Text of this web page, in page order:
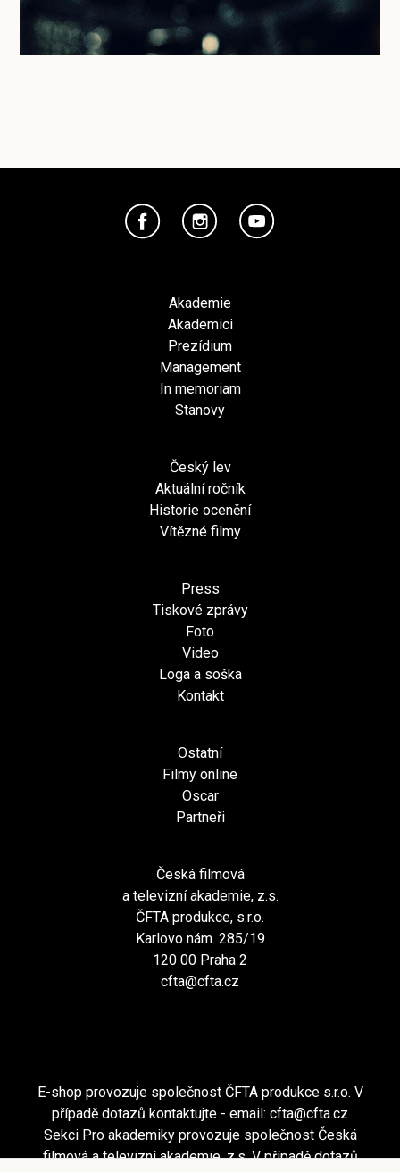
Akademie
Akademici
Prezídium
Management
In memoriam
Stanovy
Český lev
Aktuální ročník
Historie ocenění
Vítězné filmy
Press
Tiskové zprávy
Foto
Video
Loga a soška
Kontakt
Ostatní
Filmy online
Oscar
Partneři
Česká filmová
a televizní akademie, z.s.
ČFTA produkce, s.r.o.
Karlovo nám. 285/19
120 00 Praha 2
cfta@cfta.cz
E-shop provozuje společnost ČFTA produkce s.r.o. V
případě dotazů kontaktujte - email: cfta@cfta.cz
Sekci Pro akademiky provozuje společnost Česká
filmová a televizní akademie, z.s. V případě dotazů